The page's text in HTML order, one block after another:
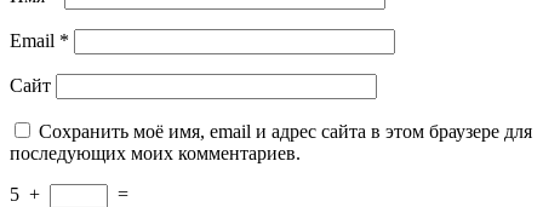
Email *
Сайт
Сохранить моё имя, email и адрес сайта в этом браузере для
последующих моих комментариев.
5 + =